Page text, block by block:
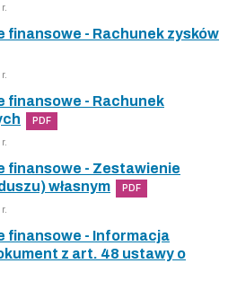
finansowe - Rachunek zysków
finansowe - Rachunek
PDF
finansowe - Zestawienie
własnym
PDF
finansowe - Informacja
z art. 48 ustawy o